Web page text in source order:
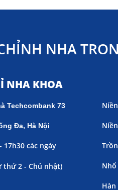
NHA
NHA KHOA
Techcombank 73
Đa, Hà Nội
17h30 các ngày
thứ 2 - Chủ nhật)